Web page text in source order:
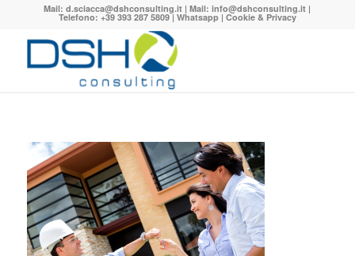
Mail:d.sciacca@dshconsulting.it | Mail:info@dshconsulting.it |
Telefono: +39 393 287 5809 | Whatsapp| Cookie & Privacy